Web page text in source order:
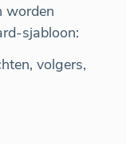
worden
sjabloon:
volgers,